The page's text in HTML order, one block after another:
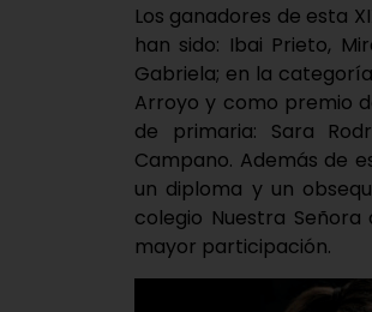
Los ganadores de esta
han sido: Ibai Prieto,
Gabriela; en la
Arroyo y como premio
de primaria: Sara
Campano. Además de
un diploma y un
colegio Nuestra
mayor participación.